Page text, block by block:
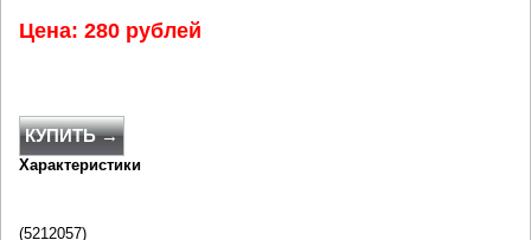
Цена: 280 рублей
КУПИТЬ →
Характеристики
(5212057)